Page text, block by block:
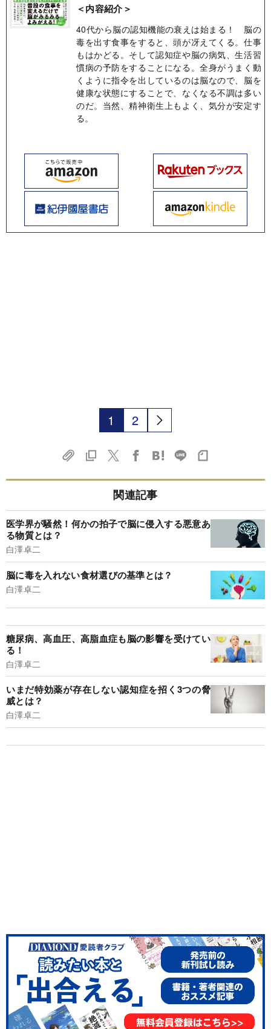
＜内容紹介＞
40代から脳の認知機能の衰えは始まる！ 脳の
毒を出す食事をすると、頭が冴えてくる。仕事
もはかどる。そして認知症や脳の病気、生活習
慣病の予防をすることになる。全身がうまく動
くように指令を出しているのは脳なので、脳を
健康な状態にすることで、なくなる不調は多い
のだ。当然、精神衛生上もよく、気分が安定す
る。
1 2
関連記事
医学界が騒然！何かの拍子で脳に侵入する悪意あ
る物質とは？
白澤卓二
脳に毒を入れない食材選びの基準とは？
白澤卓二
糖尿病、高血圧、高脂血症も脳の影響を受けてい
る！
白澤卓二
いまだ特効薬が存在しない認知症を招く3つの脅
威とは？
白澤卓二